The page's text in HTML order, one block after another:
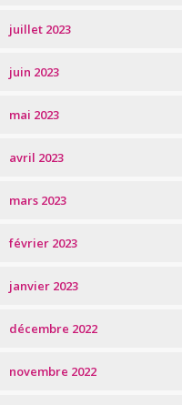
juillet 2023
juin 2023
mai 2023
avril 2023
mars 2023
février 2023
janvier 2023
décembre 2022
novembre 2022